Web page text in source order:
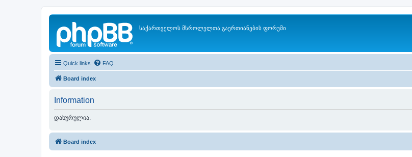
საქართველოს მსროლელთა გაერთიანების ფორუმი
Quick links FAQ
Board index
Information
დახურულია.
Board index